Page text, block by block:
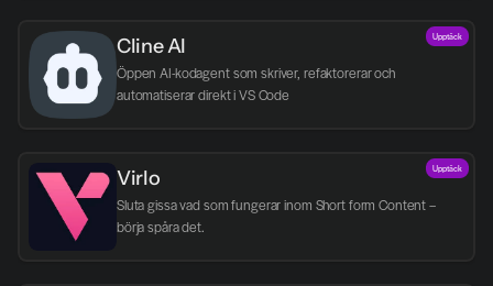
Cline AI
Öppen AI-kodagent som skriver, refaktorerar och
automatiserar direkt i VS Code
Upptäck
Virlo
Sluta gissa vad som fungerar inom Short form Content –
börja spåra det.
Upptäck